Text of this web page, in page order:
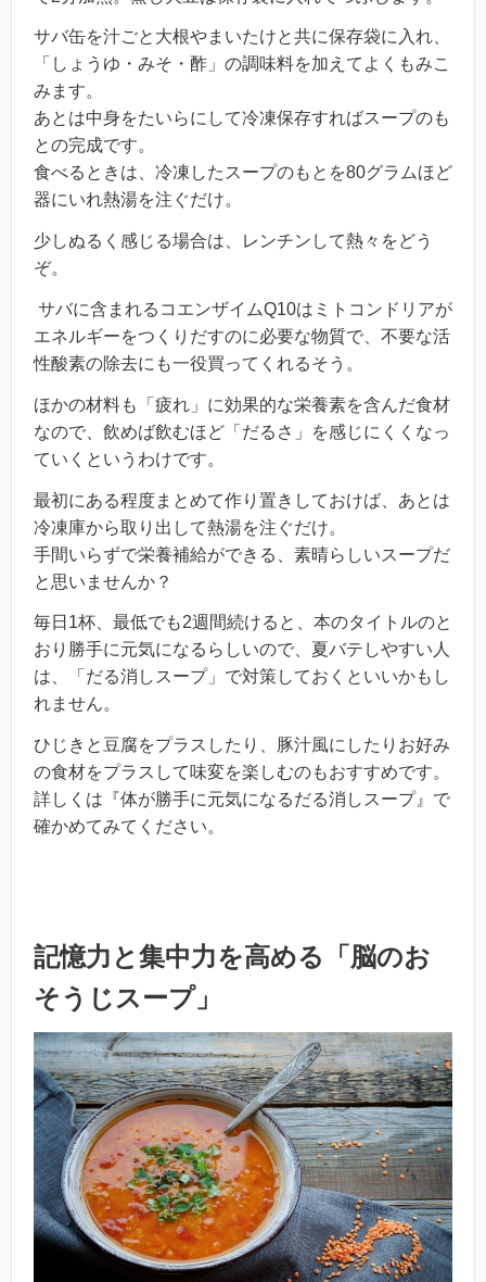
サバ缶を汁ごと大根やまいたけと共に保存袋に入れ、
「しょうゆ・みそ・酢」の調味料を加えてよくもみこ
みます。
あとは中身をたいらにして冷凍保存すればスープのも
との完成です。
食べるときは、冷凍したスープのもとを80グラムほど
器にいれ熱湯を注ぐだけ。
少しぬるく感じる場合は、レンチンして熱々をどう
ぞ。
サバに含まれるコエンザイムQ10はミトコンドリアが
エネルギーをつくりだすのに必要な物質で、不要な活
性酸素の除去にも一役買ってくれるそう。
ほかの材料も「疲れ」に効果的な栄養素を含んだ食材
なので、飲めば飲むほど「だるさ」を感じにくくなっ
ていくというわけです。
最初にある程度まとめて作り置きしておけば、あとは
冷凍庫から取り出して熱湯を注ぐだけ。
手間いらずで栄養補給ができる、素晴らしいスープだ
と思いませんか？
毎日1杯、最低でも2週間続けると、本のタイトルのと
おり勝手に元気になるらしいので、夏バテしやすい人
は、「だる消しスープ」で対策しておくといいかもし
れません。
ひじきと豆腐をプラスしたり、豚汁風にしたりお好み
の食材をプラスして味変を楽しむのもおすすめです。
詳しくは『体が勝手に元気になるだる消しスープ』で
確かめてみてください。
記憶力と集中力を高める「脳のお
そうじスープ」